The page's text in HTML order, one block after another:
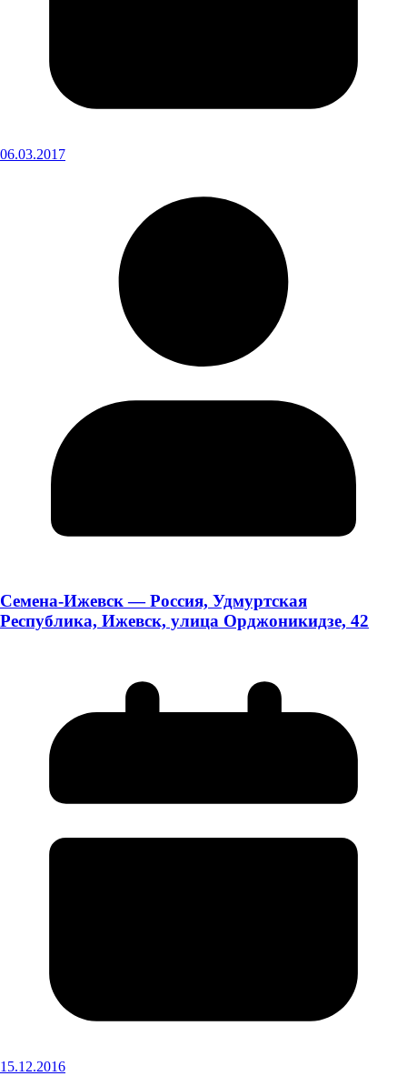
06.03.2017
Семена-Ижевск — Россия, Удмуртская
Республика, Ижевск, улица Орджоникидзе, 42
15.12.2016